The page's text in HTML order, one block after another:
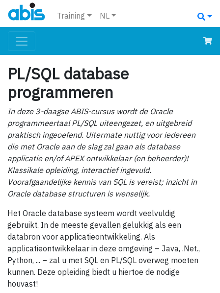
Training NL
PL/SQL database
programmeren
In deze 3-daagse ABIS-cursus wordt de Oracle
programmeertaal PL/SQL uiteengezet, en uitgebreid
praktisch ingeoefend. Uitermate nuttig voor iedereen
die met Oracle aan de slag zal gaan als database
applicatie en/of APEX ontwikkelaar (en beheerder)!
Klassikale opleiding, interactief ingevuld.
Voorafgaandelijke kennis van SQL is vereist; inzicht in
Oracle database structuren is wenselijk.
Het Oracle database systeem wordt veelvuldig
gebruikt. In de meeste gevallen gelukkig als een
databron voor applicatieontwikkeling. Als
applicatieontwikkelaar in deze omgeving – Java, .Net.,
Python, ... – zal u met SQL en PL/SQL overweg moeten
kunnen. Deze opleiding biedt u hiertoe de nodige
houvast!